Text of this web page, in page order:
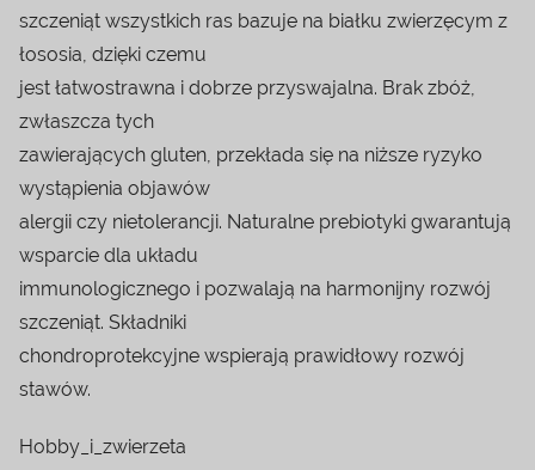
szczeniąt wszystkich ras bazuje na białku zwierzęcym z
łososia, dzięki czemu
jest łatwostrawna i dobrze przyswajalna. Brak zbóż,
zwłaszcza tych
zawierających gluten, przekłada się na niższe ryzyko
wystąpienia objawów
alergii czy nietolerancji. Naturalne prebiotyki gwarantują
wsparcie dla układu
immunologicznego i pozwalają na harmonijny rozwój
szczeniąt. Składniki
chondroprotekcyjne wspierają prawidłowy rozwój
stawów.
Hobby_i_zwierzeta